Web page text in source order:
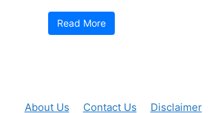
Read More
About Us Contact Us Disclaimer